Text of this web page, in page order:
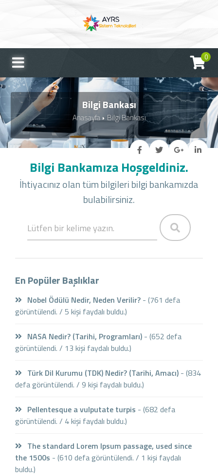
0
Bilgi Bankası
Anasayfa Bilgi Bankası
Bilgi Bankamıza Hoşgeldiniz.
İhtiyacınız olan tüm bilgileri bilgi bankamızda
bulabilirsiniz.
En Popüler Başlıklar
Nobel Ödülü Nedir, Neden Verilir? - (761 defa
görüntülendi. / 5 kişi faydalı buldu.)
NASA Nedir? (Tarihi, Programları) - (652 defa
görüntülendi. / 13 kişi faydalı buldu.)
Türk Dil Kurumu (TDK) Nedir? (Tarihi, Amacı) - (834
defa görüntülendi. / 9 kişi faydalı buldu.)
Pellentesque a vulputate turpis - (682 defa
görüntülendi. / 4 kişi faydalı buldu.)
The standard Lorem Ipsum passage, used since
the 1500s - (610 defa görüntülendi. / 1 kişi faydalı
buldu.)